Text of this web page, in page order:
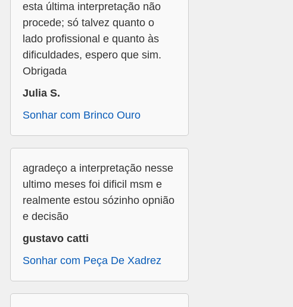
esta última interpretação não
procede; só talvez quanto o
lado profissional e quanto às
dificuldades, espero que sim.
Obrigada
Julia S.
Sonhar com Brinco Ouro
agradeço a interpretação nesse
ultimo meses foi dificil msm e
realmente estou sózinho opnião
e decisão
gustavo catti
Sonhar com Peça De Xadrez